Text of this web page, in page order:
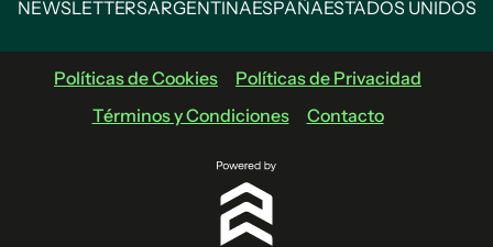
NEWSLETTERSARGENTINAESPAÑAESTADOS UNIDOS
Políticas de Cookies
Políticas de Privacidad
Términos y Condiciones
Contacto